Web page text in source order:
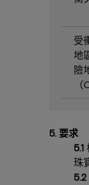
受
地
險
（
5. 要求
5.1
珠
5.2